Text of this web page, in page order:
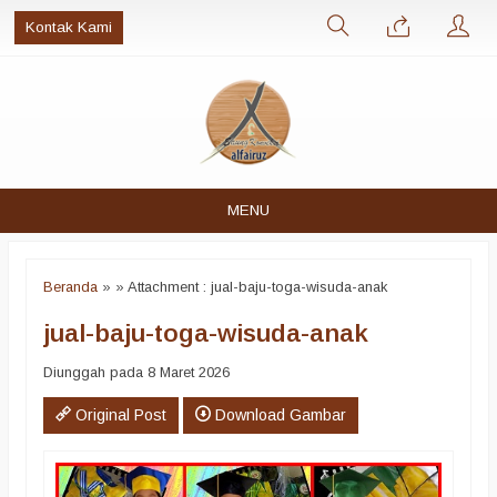
Kontak Kami
MENU
Beranda » » Attachment : jual-baju-toga-wisuda-anak
jual-baju-toga-wisuda-anak
Diunggah pada 8 Maret 2026
Original Post Download Gambar